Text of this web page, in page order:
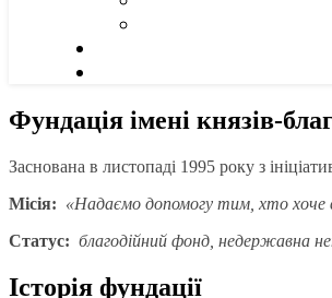
Фундація імені князів-
Заснована в листопаді 1995 року з
Місія: «Надаємо допомогу тим, хто хоче
Статус: благодійний фонд, недержавна
Історія фундації